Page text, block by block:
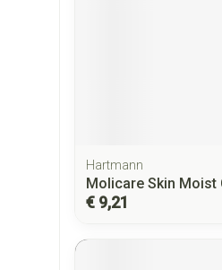
Hartmann
Molicare Skin Moist
€ 9,21